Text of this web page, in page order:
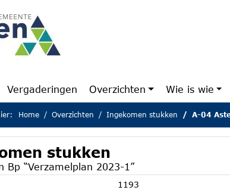
pagina
Vergaderingen Overzichten Wie is wie
Home Overzichten Ingekomen stukken A-04
stukken
Bp “Verzamelplan 2023-1”
1193